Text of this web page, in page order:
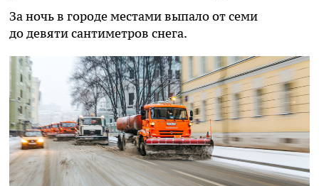
За ночь в городе местами выпало от семи
до девяти сантиметров снега.